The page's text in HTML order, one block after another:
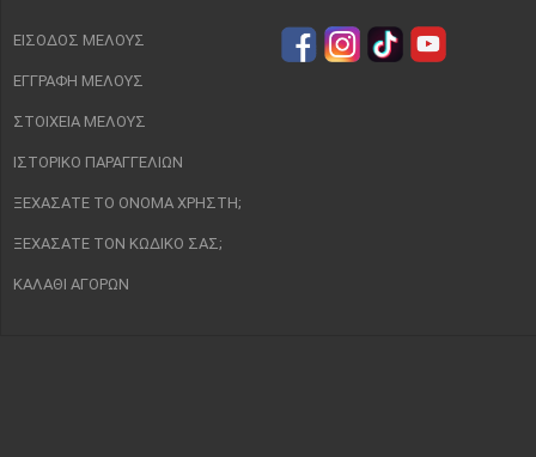
ΕΊΣΟΔΟΣ ΜΈΛΟΥΣ
ΕΓΓΡΑΦΉ ΜΈΛΟΥΣ
ΣΤΟΙΧΕΊΑ ΜΈΛΟΥΣ
ΙΣΤΟΡΙΚΌ ΠΑΡΑΓΓΕΛΙΏΝ
ΞΕΧΆΣΑΤΕ ΤΟ ΌΝΟΜΑ ΧΡΉΣΤΗ;
ΞΕΧΆΣΑΤΕ ΤΟΝ ΚΩΔΙΚΌ ΣΑΣ;
ΚΑΛΆΘΙ ΑΓΟΡΏΝ